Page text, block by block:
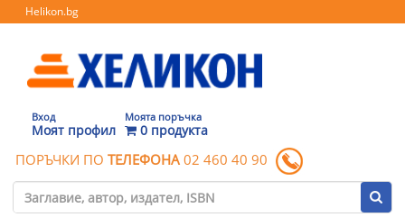
Helikon.bg
Вход
Моят профил
Моята поръчка
0 продукта
ПОРЪЧКИ ПО ТЕЛЕФОНА 02 460 40 90